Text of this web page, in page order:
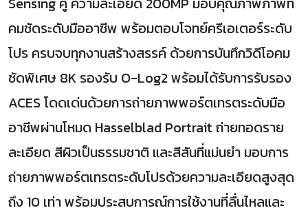
คมชัดระดับมืออาชีพ พร้อมตอบโจทย์ครีเอเตอร์ระดับ
โปร ครบจบทุกงานสร้างสรรค์ ด้วยการบันทึกวิดีโอคม
ชัดพิเศษ 8K รองรับ O-Log2 พร้อมได้รับการรับรอง
ACES โดดเด่นด้วยการถ่ายภาพพอร์ตเทรตระดับมือ
อาชีพผ่านโหมด Hasselblad Portrait ถ่ายทอดราย
ละเอียด สีผิวเป็นธรรมชาติ และสีสันที่แม่นยำ มอบการ
ถ่ายภาพพอร์ตเทรตระดับโปรด้วยความละเอียดสูงสุด
ถึง 10 เท่า พร้อมประสบการณ์การใช้งานที่ลื่นไหลและ